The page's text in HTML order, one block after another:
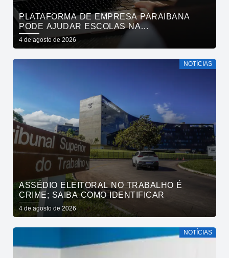
PLATAFORMA DE EMPRESA PARAIBANA
PODE AJUDAR ESCOLAS NA
IDENTIFICAÇÃO PRECOCE DE SINAIS DE
NEURODIVERGÊNCIA
4 de agosto de 2026
NOTÍCIAS
ASSÉDIO ELEITORAL NO TRABALHO É
CRIME; SAIBA COMO IDENTIFICAR
4 de agosto de 2026
NOTÍCIAS